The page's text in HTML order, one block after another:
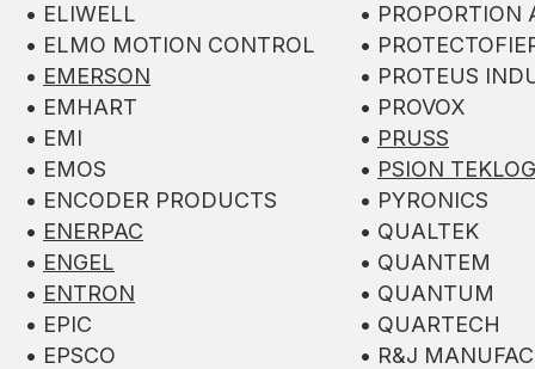
• ELIWELL
• ELMO MOTION CONTROL
• EMERSON
• EMHART
• EMI
• EMOS
• ENCODER PRODUCTS
• ENERPAC
• ENGEL
• ENTRON
• EPIC
• EPSCO
• PROPORTION
•
• PROTEUS
• PROVOX
• PRUSS
• PSION
• PYRONICS
• QUALTEK
• QUANTEM
• QUANTUM
• QUARTECH
• R&J